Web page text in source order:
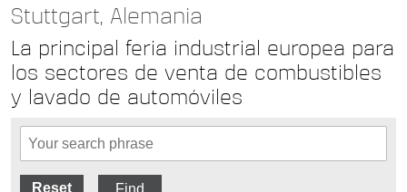
Stuttgart, Alemania
La principal feria industrial europea para
los sectores de venta de combustibles
y lavado de automóviles
Reset